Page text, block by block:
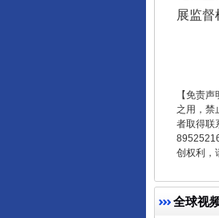
展监督
【免责
之用，禁
者取得联
创权利，
全球视